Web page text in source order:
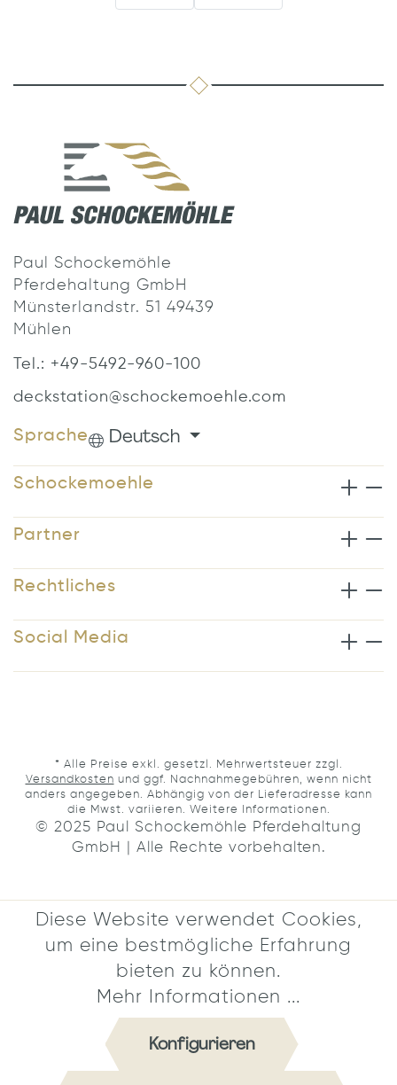
Paul Schockemöhle
Pferdehaltung GmbH
Münsterlandstr. 51 49439
Mühlen
Tel.: +49-5492-960-100
deckstation@schockemoehle.com
Sprache Deutsch
Schockemoehle
Partner
Rechtliches
Social Media
* Alle Preise exkl. gesetzl. Mehrwertsteuer zzgl.
Versandkosten und ggf. Nachnahmegebühren, wenn nicht
anders angegeben. Abhängig von der Lieferadresse kann
die Mwst. variieren. Weitere Informationen.
© 2025 Paul Schockemöhle Pferdehaltung
GmbH | Alle Rechte vorbehalten.
Diese Website verwendet Cookies,
um eine bestmögliche Erfahrung
bieten zu können.
Mehr Informationen ...
Konfigurieren